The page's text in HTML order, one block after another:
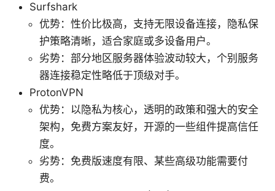
Surfshark
优势：性价比极高，支持无限设备连接，隐私保
护策略清晰，适合家庭或多设备用户。
劣势：部分地区服务器体验波动较大，个别服务
器连接稳定性略低于顶级对手。
ProtonVPN
优势：以隐私为核心，透明的政策和强大的安全
架构，免费方案友好，开源的一些组件提高信任
度。
劣势：免费版速度有限、某些高级功能需要付
费。